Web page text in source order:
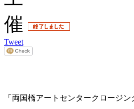
Tweet
「両国橋アートセンタークロージ